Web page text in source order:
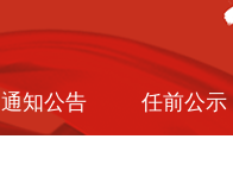
通知公告 任前公示